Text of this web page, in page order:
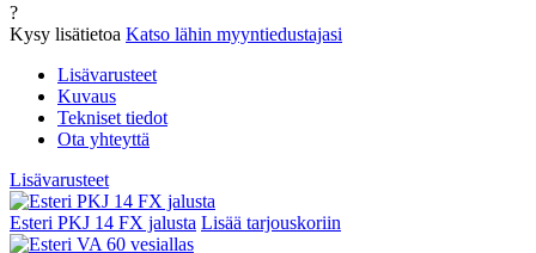
?
Kysy lisätietoa Katso lähin myyntiedustajasi
Lisävarusteet
Kuvaus
Tekniset tiedot
Ota yhteyttä
Lisävarusteet
Esteri PKJ 14 FX jalusta Lisää tarjouskoriin